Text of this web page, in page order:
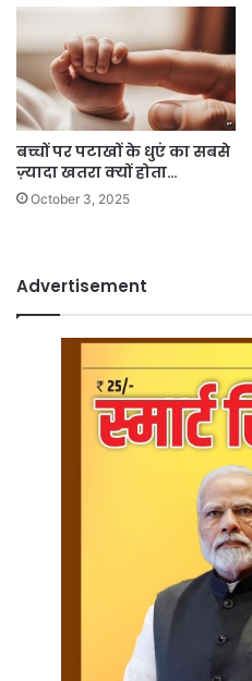
बच्चों पर पटाखों के धुएं का सबसे
ज़्यादा खतरा क्यों होता…
October 3, 2025
Advertisement